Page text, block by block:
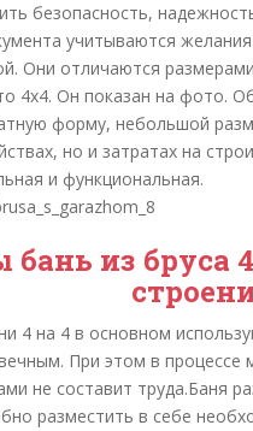
безопасность,
учитываются
Они отличаются
4х4. Он показан на фото.
форму, небольшой
но и затратах на
и функциональная.
из бруса
4 на 4 в основном
При этом в
не составит труда.Баня
разместить в себе